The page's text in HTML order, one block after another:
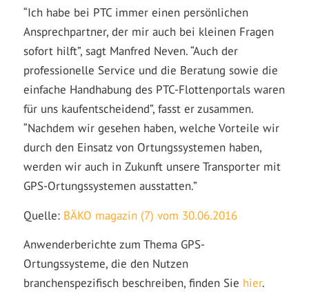
“Ich habe bei PTC immer einen persönlichen
Ansprechpartner, der mir auch bei kleinen Fragen
sofort hilft”, sagt Manfred Neven. “Auch der
professionelle Service und die Beratung sowie die
einfache Handhabung des PTC-Flottenportals waren
für uns kaufentscheidend”, fasst er zusammen.
“Nachdem wir gesehen haben, welche Vorteile wir
durch den Einsatz von Ortungssystemen haben,
werden wir auch in Zukunft unsere Transporter mit
GPS-Ortungssystemen ausstatten.”
Quelle: BÄKO magazin (7) vom 30.06.2016
Anwenderberichte zum Thema GPS-
Ortungssysteme, die den Nutzen
branchenspezifisch beschreiben, finden Sie hier.